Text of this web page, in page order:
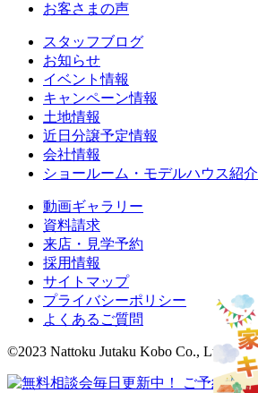
お客さまの声
スタッフブログ
お知らせ
イベント情報
キャンペーン情報
土地情報
近日分譲予定情報
会社情報
ショールーム・モデルハウス紹介
動画ギャラリー
資料請求
来店・見学予約
採用情報
サイトマップ
プライバシーポリシー
よくあるご質問
©2023 Nattoku Jutaku Kobo Co., Ltd.